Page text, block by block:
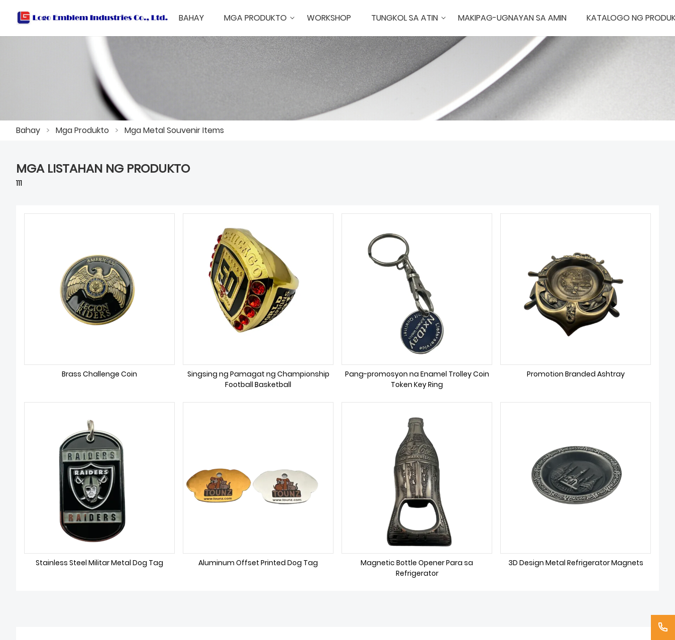
BAHAY MGA PRODUKTO WORKSHOP TUNGKOL SA ATIN MAKIPAG-UGNAYAN SA AMIN KATALOGO NG
Bahay > Mga Produkto > Mga Metal Souvenir Items
MGA LISTAHAN NG PRODUKTO
111
Brass Challenge Coin
Singsing ng Pamagat ng Championship
Football Basketball
Pang-promosyon na Enamel Trolley Coin
Token Key Ring
Promotion Branded Ashtray
Stainless Steel Militar Metal Dog Tag Aluminum Offset Printed Dog Tag
Magnetic Bottle Opener Para sa
Refrigerator
3D Design Metal Refrigerator Magnets